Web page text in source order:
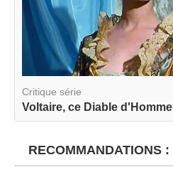
Critique série
Voltaire, ce Diable d'Homme
RECOMMANDATIONS :